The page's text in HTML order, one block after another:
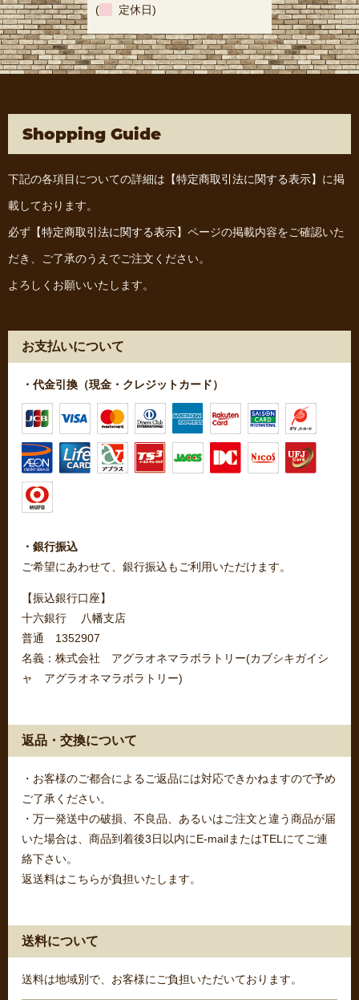
( 定休日)
Shopping Guide
下記の各項目についての詳細は 【特定商取引法に関する表示】 に掲
載しております。
必ず 【特定商取引法に関する表示】 ページの掲載内容をご確認いた
だき、ご了承のうえでご注文ください。
よろしくお願いいたします。
お支払いについて
・代金引換（現金・クレジットカード）
・銀行振込
ご希望にあわせて、銀行振込もご利用いただけます。
【振込銀行口座】
十六銀行 八幡支店
普通 1352907
名義：株式会社 アグラオネマラボラトリー(カブシキガイシ
ャ アグラオネマラボラトリー)
返品・交換について
・お客様のご都合によるご返品には対応できかねますので予め
ご了承ください。
・万一発送中の破損、不良品、あるいはご注文と違う商品が届
いた場合は、商品到着後3日以内にE-mailまたはTELにてご連
絡下さい。
返送料はこちらが負担いたします。
送料について
送料は地域別で、お客様にご負担いただいております。